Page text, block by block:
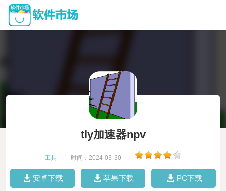
tly加速器npv
工具 时间：2024-03-30
安卓下载 苹果下载 PC下载